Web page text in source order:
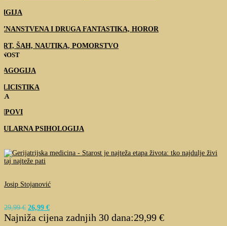
ZNANSTVENA I DRUGA FANTASTIKA, HOROR
ŠAH, NAUTIKA, POMORSTVO
PSIHOLOGIJA
Josip Stojanović
29,99€ Izvorna
cijena
26,99 €
cijena
Najniža cijena zadnjih 30 dana:29,99 €